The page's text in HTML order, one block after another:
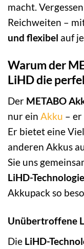
macht.
Reichweiten –
und flexibel auf
Warum der
LiHD die
Der METABO
nur ein Akku –
Er bietet eine
anderen Akkus
Sie uns
LiHD-Technologie
Akkupack so
Unübertroffene
Die LiHD-